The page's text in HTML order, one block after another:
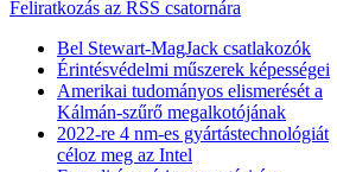
Feliratkozás az RSS csatornára
Bel Stewart-MagJack csatlakozók
Érintésvédelmi műszerek képességei
Amerikai tudományos elismerését a
Kálmán-szűrő megalkotójának
2022-re 4 nm-es gyártástechnológiát
céloz meg az Intel